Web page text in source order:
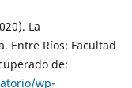
La
Entre Ríos: Facultad
de:
wp-